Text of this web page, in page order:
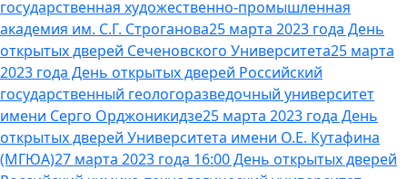
государственная художественно-промышленная
академия им. С.Г. Строганова25 марта 2023 года День
открытых дверей Сеченовского Университета25 марта
2023 года День открытых дверей Российский
государственный геологоразведочный университет
имени Серго Орджоникидзе25 марта 2023 года День
открытых дверей Университета имени О.Е. Кутафина
(МГЮА)27 марта 2023 года 16:00 День открытых дверей